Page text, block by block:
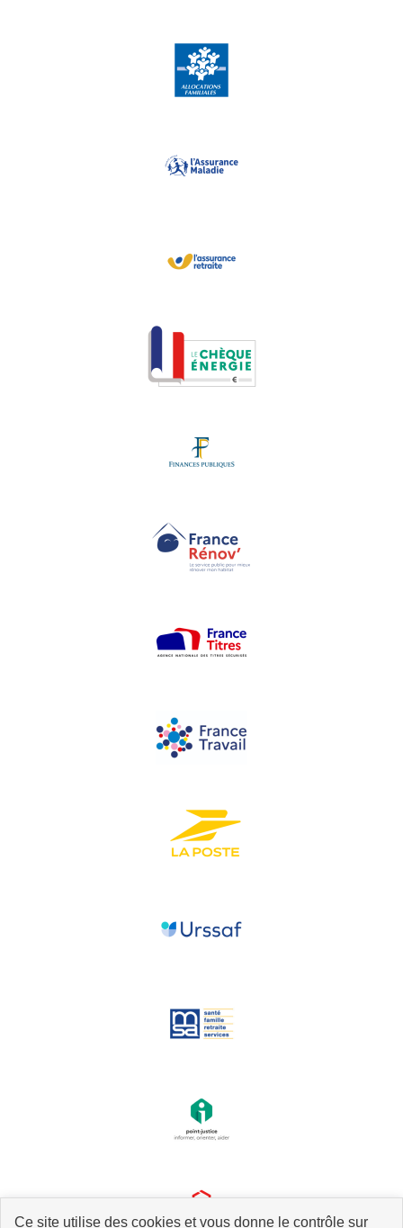
Ce site utilise des cookies et vous donne le contrôle sur